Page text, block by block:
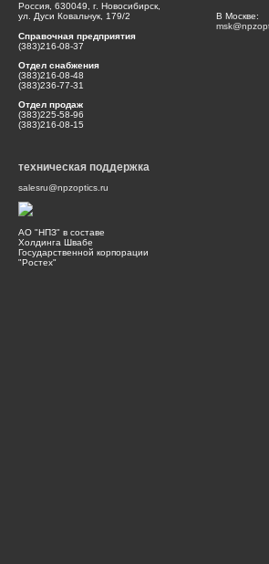
Россия, 630049, г. Новосибирск,
ул. Дуси Ковальчук, 179/2
Справочная предприятия
(383)216-08-37
Отдел снабжения
(383)216-08-48
(383)236-77-31
Отдел продаж
(383)225-58-96
(383)216-08-15
В Москве:
техническая поддержка
salesru@npzoptics.ru
АО "НПЗ" в составе
Холдинга Швабе
Государственной корпорации
"Ростех"